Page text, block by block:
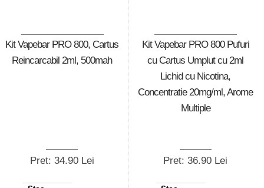
Kit Vapebar PRO 800, Cartus
Reincarcabil 2ml, 500mah
Pret: 34.90 Lei
Kit Vapebar PRO 800 Pufuri
cu Cartus Umplut cu 2ml
Lichid cu Nicotina,
Concentratie 20mg/ml, Arome
Multiple
Pret: 36.90 Lei